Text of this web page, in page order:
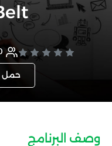
حمل
وصف البرنامج